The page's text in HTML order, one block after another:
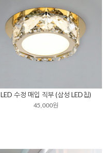
LED 수정 매입 직부 (삼성 LED칩)
45,000원